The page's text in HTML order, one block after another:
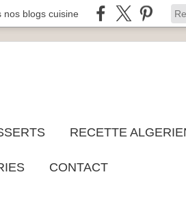
nos blogs cuisine
RECETTE
CONTACT